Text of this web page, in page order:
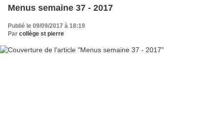
Menus semaine 37 - 2017
Publié le 09/09/2017 à 18:19
Par collège st pierre